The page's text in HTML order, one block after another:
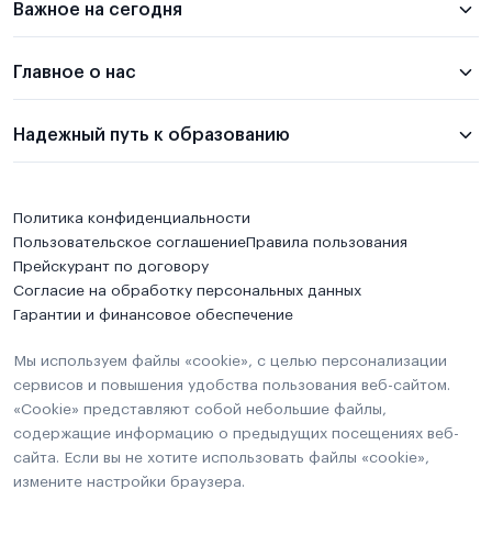
Важное на сегодня
Главное о нас
Надежный путь к образованию
Политика конфиденциальности
Пользовательское соглашениеПравила пользования
Прейскурант по договору
Согласие на обработку персональных данных
Гарантии и финансовое обеспечение
Мы используем файлы «cookie», с целью персонализации
сервисов и повышения удобства пользования веб-сайтом.
«Cookie» представляют собой небольшие файлы,
содержащие информацию о предыдущих посещениях веб-
сайта. Если вы не хотите использовать файлы «cookie»,
измените настройки браузера.